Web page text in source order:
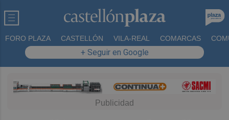
FORO PLAZA CASTELLÓN VILA-REAL COMARCAS
+ Seguir en Google